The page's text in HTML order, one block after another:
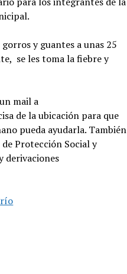
y guantes a unas 25
se les toma la fiebre y
mail a
de la ubicación para que
pueda ayudarla. También
Protección Social y
derivaciones